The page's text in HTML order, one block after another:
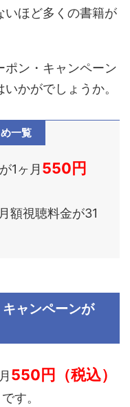
いほど多くの書籍が
ポン・キャンペーン
かがでしょうか。
一覧
1ヶ月 550円
額視聴料金が31
ャンペーンが
550円（税込）
す。